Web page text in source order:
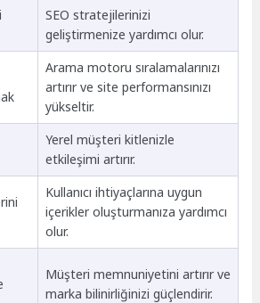
SEO stratejilerinizi
geliştirmenize yardımcı olur.
Arama motoru sıralamalarınızı
artırır ve site performansınızı
yükseltir.
Yerel müşteri kitlenizle
etkileşimi artırır.
Kullanıcı ihtiyaçlarına uygun
içerikler oluşturmanıza yardımcı
olur.
Müşteri memnuniyetini artırır ve
marka bilinirliğinizi güçlendirir.